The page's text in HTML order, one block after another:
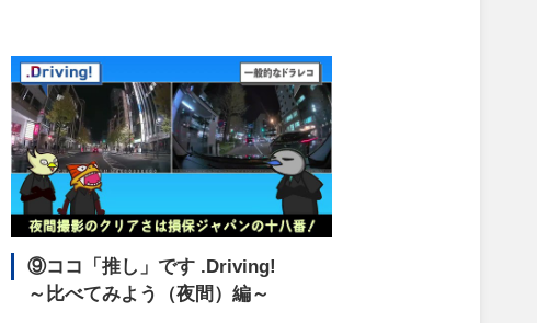
⑨ココ「推し」です .Driving!
～比べてみよう（夜間）編～